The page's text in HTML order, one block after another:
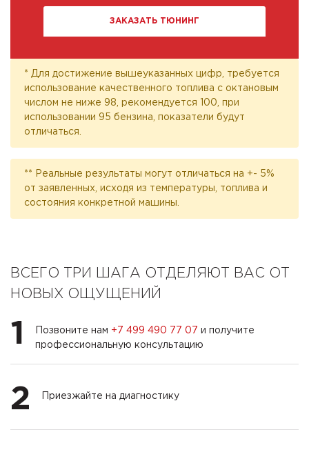
ЗАКАЗАТЬ ТЮНИНГ
* Для достижение вышеуказанных цифр, требуется
использование качественного топлива с октановым
числом не ниже 98, рекомендуется 100, при
использовании 95 бензина, показатели будут
отличаться.
** Реальные результаты могут отличаться на +- 5%
от заявленных, исходя из температуры, топлива и
состояния конкретной машины.
ВСЕГО ТРИ ШАГА ОТДЕЛЯЮТ ВАС ОТ
НОВЫХ ОЩУЩЕНИЙ
1 Позвоните нам +7 499 490 77 07 и получите
профессиональную консультацию
2 Приезжайте на диагностику